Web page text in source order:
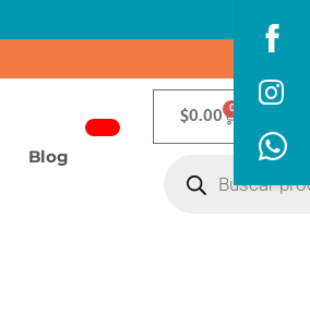
Blog
$0.00 0 on
on
on